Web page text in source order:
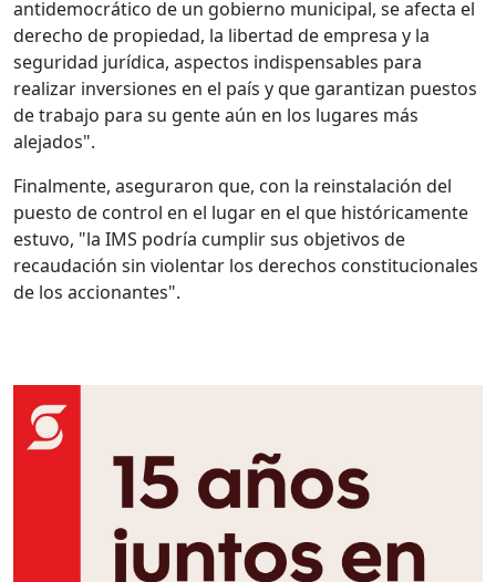
antidemocrático de un gobierno municipal, se afecta el
derecho de propiedad, la libertad de empresa y la
seguridad jurídica, aspectos indispensables para
realizar inversiones en el país y que garantizan puestos
de trabajo para su gente aún en los lugares más
alejados".
Finalmente, aseguraron que, con la reinstalación del
puesto de control en el lugar en el que históricamente
estuvo, "la IMS podría cumplir sus objetivos de
recaudación sin violentar los derechos constitucionales
de los accionantes".